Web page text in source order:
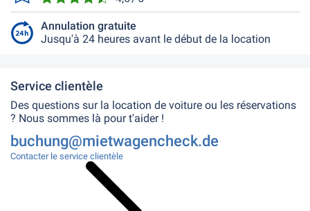
Annulation gratuite
Jusqu'à 24 heures avant le début de la location
Service clientèle
Des questions sur la location de voiture ou les réservations
? Nous sommes là pour t'aider !
buchung@mietwagencheck.de
Contacter le service clientèle